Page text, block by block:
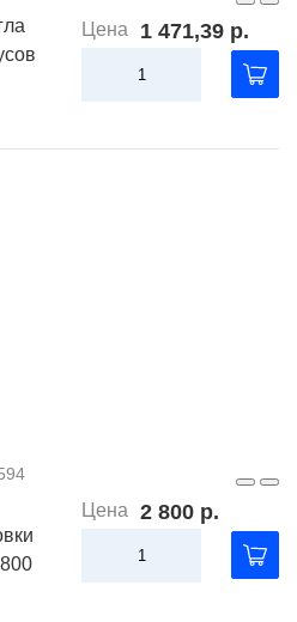
Цена 1 471,39 р.
Цена 2 800 р.